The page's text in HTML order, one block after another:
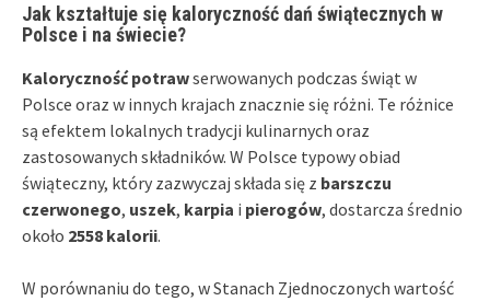
Jak kształtuje się kaloryczność dań świątecznych w
Polsce i na świecie?
Kaloryczność potrawserwowanych podczas świąt w
Polsce oraz w innych krajach znacznie się różni. Te różnice
są efektem lokalnych tradycji kulinarnych oraz
zastosowanych składników. W Polsce typowy obiad
świąteczny, który zazwyczaj składa się z barszczu
czerwonego, uszek, karpia i pierogów, dostarcza średnio
około 2558 kalorii.
W porównaniu do tego, w Stanach Zjednoczonych wartość